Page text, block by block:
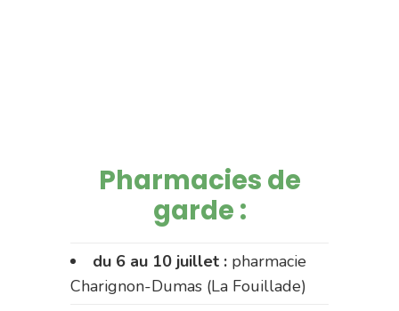
Pharmacies de
garde :
du 6 au 10 juillet : pharmacie
Charignon-Dumas (La Fouillade)